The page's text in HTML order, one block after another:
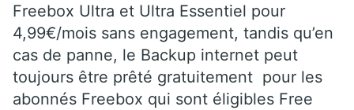
Freebox Ultra et Ultra Essentiel pour
4,99€/mois sans engagement, tandis qu’en
cas de panne, le Backup internet peut
toujours être prêté gratuitement pour les
abonnés Freebox qui sont éligibles Free